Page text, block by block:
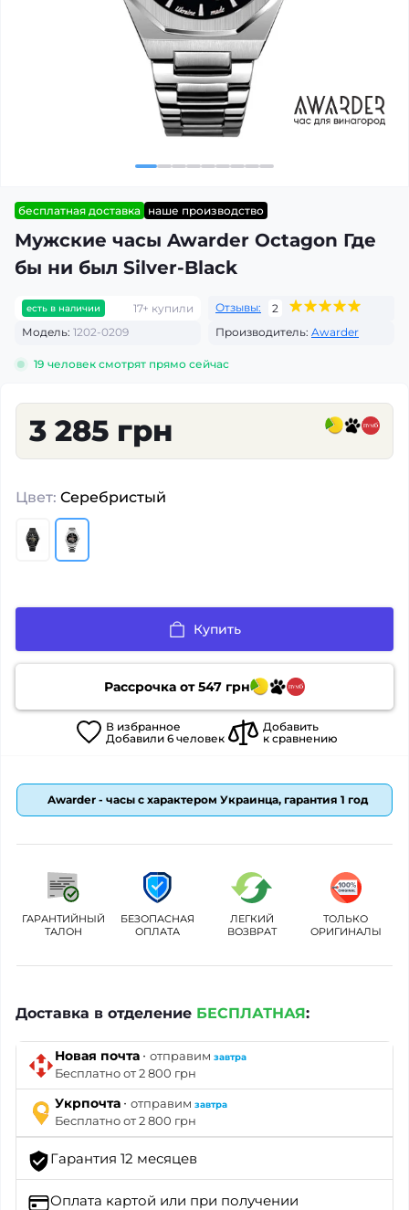
бесплатная доставка наше производство
Мужские часы Awarder Octagon Где
бы ни был Silver-Black
есть в наличии 17+ купили Отзывы:
2
Модель: 1202-0209 Производитель: Awarder
19 человек смотрят прямо сейчас
3 285 грн
Цвет: Серебристый
Купить
Рассрочка от547 грн
В избранное
Добавили 6 человек
Добавить
к сравнению
Awarder - часы с характером Украинца, гарантия 1 год
ГАРАНТИЙНЫЙ
ТАЛОН
БЕЗОПАСНАЯ
ОПЛАТА
ЛЕГКИЙ
ВОЗВРАТ
ТОЛЬКО
ОРИГИНАЛЫ
Доставка в отделение БЕСПЛАТНАЯ:
Новая почта · отправим завтра
Бесплатно от 2 800 грн
Укрпочта · отправим завтра
Бесплатно от 2 800 грн
Гарантия 12 месяцев
Оплата картой или при получении